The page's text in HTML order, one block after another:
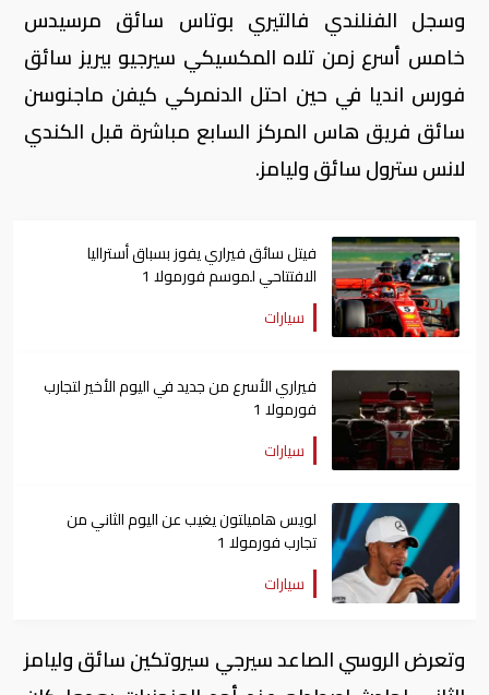
وسجل الفنلندي فالتيري بوتاس سائق مرسيدس
خامس أسرع زمن تلاه المكسيكي سيرجيو بيريز سائق
فورس انديا في حين احتل الدنمركي كيفن ماجنوسن
سائق فريق هاس المركز السابع مباشرة قبل الكندي
لانس سترول سائق وليامز.
فيتل سائق فيراري يفوز بسباق أستراليا
الافتتاحي لموسم فورمولا 1
سيارات
فيراري الأسرع من جديد في اليوم الأخير لتجارب
فورمولا 1
سيارات
لويس هاميلتون يغيب عن اليوم الثاني من
تجارب فورمولا 1
سيارات
وتعرض الروسي الصاعد سيرجي سيروتكين سائق وليامز